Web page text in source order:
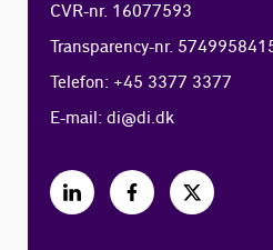
CVR-nr. 16077593
Transparency-nr.
Telefon: +45 3377 3377
E-mail:di@di.dk